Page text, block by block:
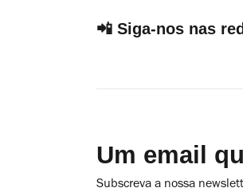
📲 Siga-nos nas
Um email
Subscreva a nossa